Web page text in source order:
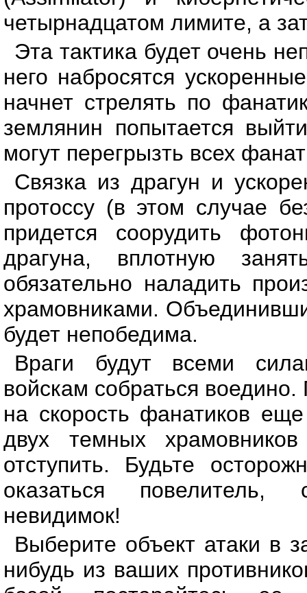
четырнадцатом лимите, а
Эта тактика будет очень
него набросятся
начнет стрелять по
землянин попытается
могут перегрызть всех
Связка из драгун и
протоссу (в этом случае
придется соорудить
драгуна, вплотную
обязательно наладить
храмовниками.
будет непобедима.
Враги будут всеми
войскам собраться
на скорость фанатиков
двух темных
отступить. Будьте
оказаться
невидимок!
Выберите объект атаки в
нибудь из ваших